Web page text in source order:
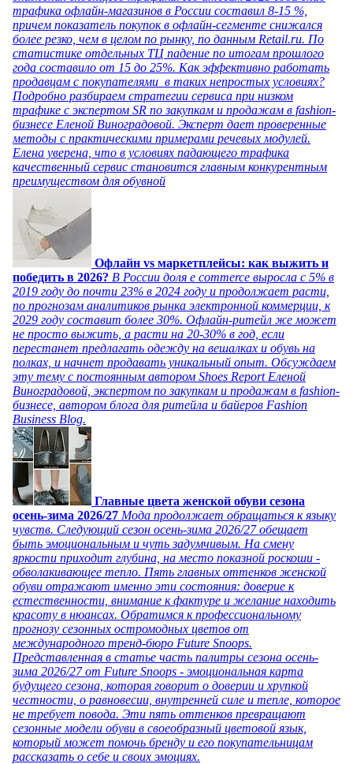
трафика офлайн-магазинов в России составил 8-15 %,
причем показатель покупок в офлайн-сегменте снижался
более резко, чем в целом по рынку, по данным Retail.ru. По
статистике отдельных ТЦ падение по итогам прошлого
года составило от 15 до 25%. Как эффективно работать
продавцам с покупателями в таких непростых условиях?
Подробно разбираем стратегии сервиса при низком
трафике с экспертом SR по закупкам и продажам в fashion-
бизнесе Еленой Виноградовой. Эксперт дает проверенные
методы с практическими примерами речевых модулей.
Елена уверена, что в условиях падающего трафика
качественный сервис становится главным конкурентным
преимуществом для обувной
Офлайн vs маркетплейсы: как выжить и
победить в 2026? В России доля e commerce выросла с 5% в
2019 году до почти 23% в 2024 году и продолжает расти,
по прогнозам аналитиков рынка электронной коммерции, к
2029 году составит более 30%. Офлайн-ритейл же может
не просто выжить, а расти на 20-30% в год, если
перестанет предлагать одежду на вешалках и обувь на
полках, и начнет продавать уникальный опыт. Обсуждаем
эту тему с постоянным автором Shoes Report Еленой
Виноградовой, экспертом по закупкам и продажам в fashion-
бизнесе, автором блога для ритейла и байеров Fashion
Business Blog.
Главные цвета женской обуви сезона
осень-зима 2026/27 Мода продолжает обращаться к языку
чувств. Следующий сезон осень-зима 2026/27 обещает
быть эмоциональным и чуть задумчивым. На смену
яркости приходит глубина, на место показной роскоши -
обволакивающее тепло. Пять главных оттенков женской
обуви отражают именно эти состояния: доверие к
естественности, внимание к фактуре и желание находить
красоту в нюансах. Обратимся к профессиональному
прогнозу сезонных остромодных цветов от
международного тренд-бюро Future Snoops.
Представленная в статье часть палитры сезона осень-
зима 2026/27 от Future Snoops - эмоциональная карта
будущего сезона, которая говорит о доверии и хрупкой
честности, о равновесии, внутренней силе и тепле, которое
не требует повода. Эти пять оттенков превращают
сезонные модели обуви в своеобразный цветовой язык,
который может помочь бренду и его покупательницам
рассказать о себе и своих эмоциях.